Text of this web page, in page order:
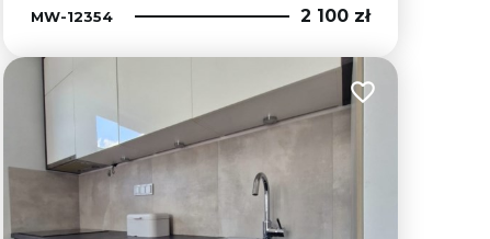
MW-12354 2 100 zł
Dodaj do